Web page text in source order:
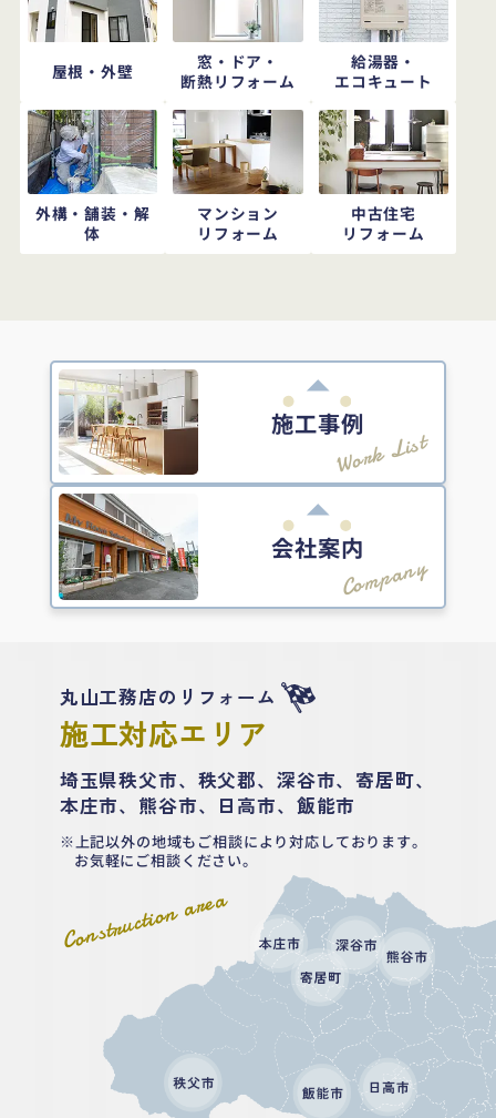
屋根・外壁
窓・ドア・
断熱リフォーム
給湯器・
エコキュート
外構・舗装・解
体
マンション
リフォーム
中古住宅
リフォーム
施工事例
Work List
会社案内
Company
Construction area
丸山工務店のリフォーム
施工対応エリア
埼玉県秩父市、秩父郡、深谷市、寄居町、
本庄市、熊谷市、日高市、飯能市
上記以外の地域もご相談により対応しております。
お気軽にご相談ください。